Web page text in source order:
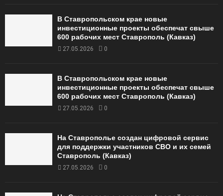
В Ставропольском крае новые
инвестиционные проекты обеспечат свыше
600 рабочих мест Ставрополь (Кавказ)
27.05.2026 0
В Ставропольском крае новые
инвестиционные проекты обеспечат свыше
600 рабочих мест Ставрополь (Кавказ)
27.05.2026 0
На Ставрополье создан цифровой сервис
для поддержки участников СВО и их семей
Ставрополь (Кавказ)
27.05.2026 0